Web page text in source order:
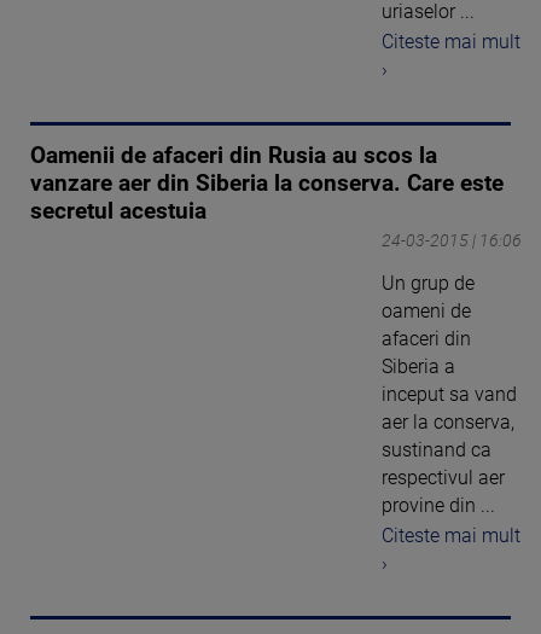
uriaselor ...
Citeste mai mult
›
Oamenii de afaceri din Rusia au scos la
vanzare aer din Siberia la conserva. Care este
secretul acestuia
24-03-2015 | 16:06
Un grup de
oameni de
afaceri din
Siberia a
inceput sa vand
aer la conserva,
sustinand ca
respectivul aer
provine din ...
Citeste mai mult
›